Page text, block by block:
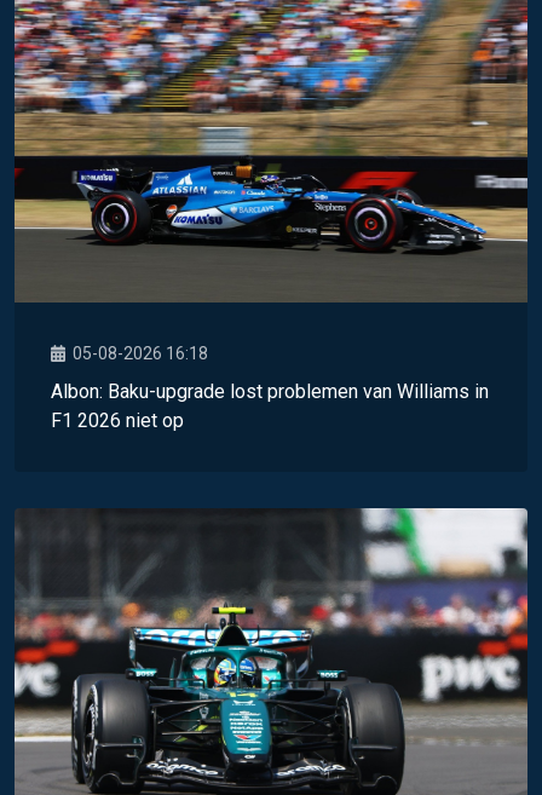
05-08-2026 16:18
Albon: Baku-upgrade lost problemen van Williams in
F1 2026 niet op